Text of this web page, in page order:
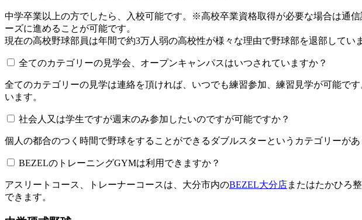
中学卒業以上の方でしたら、入校可能です。※高校卒業資格取得が必要な場合は通
ーズに進めることが可能です。
現在の高校野球部員は年間で約3万人弱の高校性が様々な理由で野球部を退部して
全てのカテゴリーの見学会、オープンキャンパスはいつされていますか？​​​​​
全てのカテゴリーの見学は連絡を頂ければ、いつでも練習参加、練習見学が可能で
います。
社会人又は学生ですが週末のみ参加したいのですが可能ですか？
個人の都合のつく時間で野球をすることができるダブルスターというカテゴリーが
BEZELのトレーニングGYMは利用できますか？​​​​​
アスリートコース、トレーナーコースは、大分市内のBEZEL大分店またはたかひろ
できます。